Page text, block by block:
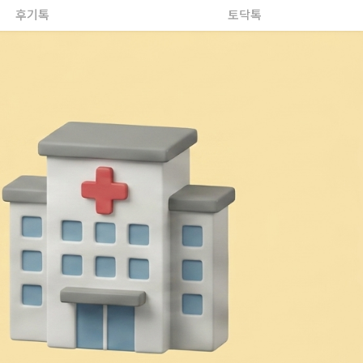
후기톡 토닥톡